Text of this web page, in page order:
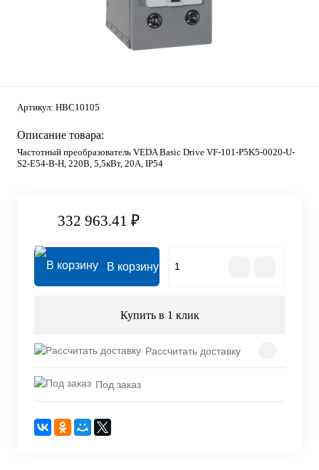
Артикул: HBC10105
Описание товара:
Частотный преобразователь VEDA Basic Drive VF-101-P5K5-0020-U-
S2-E54-B-H, 220В, 5,5кВт, 20А, IP54
332 963.41 ₽
В корзину
Купить в 1 клик
Рассчитать доставку
Под заказ